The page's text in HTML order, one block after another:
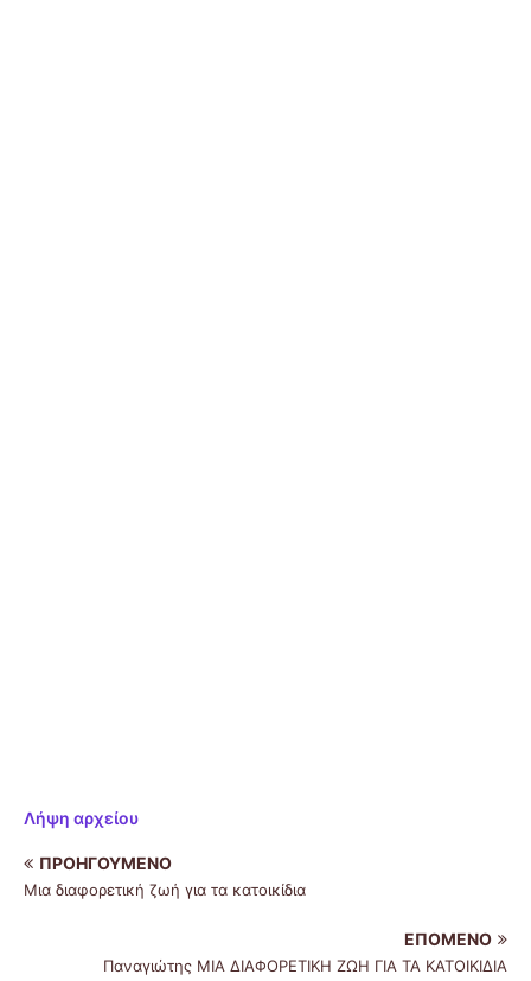
Λήψη αρχείου
ΠΡΟΗΓΟΎΜΕΝΟ
Μια διαφορετική ζωή για τα κατοικίδια
ΕΠΌΜΕΝΟ
Παναγιώτης ΜΙΑ ΔΙΑΦΟΡΕΤΙΚΗ ΖΩΗ ΓΙΑ ΤΑ ΚΑΤΟΙΚΙΔΙΑ